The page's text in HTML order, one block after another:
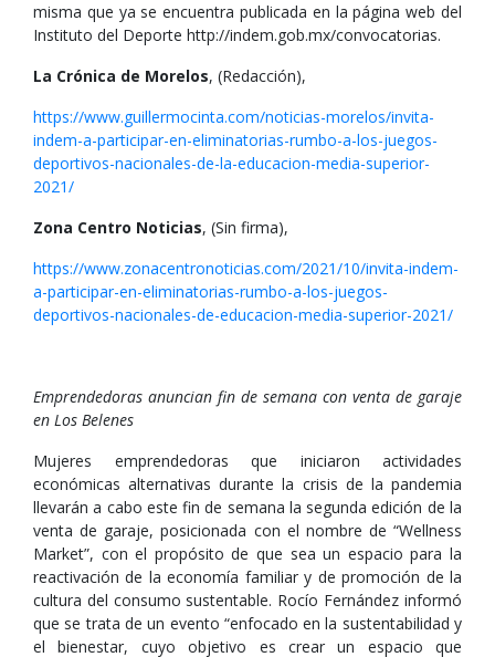
misma que ya se encuentra publicada en la página web del
Instituto del Deporte http://indem.gob.mx/convocatorias.
La Crónica de Morelos, (Redacción),
https://www.guillermocinta.com/noticias-morelos/invita-
indem-a-participar-en-eliminatorias-rumbo-a-los-juegos-
deportivos-nacionales-de-la-educacion-media-superior-
2021/
Zona Centro Noticias, (Sin firma),
https://www.zonacentronoticias.com/2021/10/invita-indem-
a-participar-en-eliminatorias-rumbo-a-los-juegos-
deportivos-nacionales-de-educacion-media-superior-2021/
Emprendedoras anuncian fin de semana con venta de garaje
en Los Belenes
Mujeres emprendedoras que iniciaron actividades
económicas alternativas durante la crisis de la pandemia
llevarán a cabo este fin de semana la segunda edición de la
venta de garaje, posicionada con el nombre de “Wellness
Market”, con el propósito de que sea un espacio para la
reactivación de la economía familiar y de promoción de la
cultura del consumo sustentable. Rocío Fernández informó
que se trata de un evento “enfocado en la sustentabilidad y
el bienestar, cuyo objetivo es crear un espacio que